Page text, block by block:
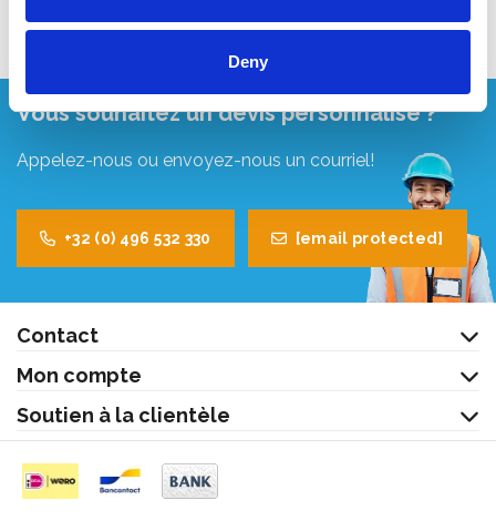
Deny
Vous souhaitez un devis personnalisé ?
Appelez-nous ou envoyez-nous un courriel!
+32 (0) 496 532 330 [email protected]
Contact
Mon compte
Soutien à la clientèle